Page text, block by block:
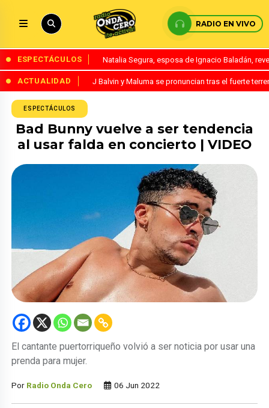
RADIO EN VIVO
ESPECTÁCULOS Natalia Segura, esposa de Ignacio Baladán,
ACTUALIDAD J Balvin y Maluma se pronuncian tras el fuerte
ESPECTÁCULOS
Bad Bunny vuelve a ser tendencia
al usar falda en concierto | VIDEO
El cantante puertorriqueño volvió a ser noticia por usar una
prenda para mujer.
Por Radio Onda Cero 06 Jun 2022